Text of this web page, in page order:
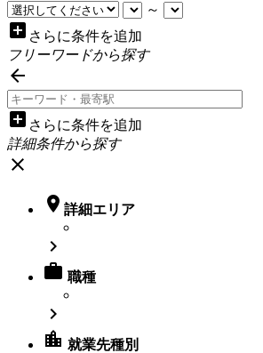
～
add_box さらに条件を追加
フリーワードから探す

add_box さらに条件を追加
詳細条件から探す
close
 詳細エリア

 職種

location_city 就業先種別